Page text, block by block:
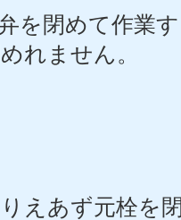
を閉めて作業
れません。
えあず元栓を